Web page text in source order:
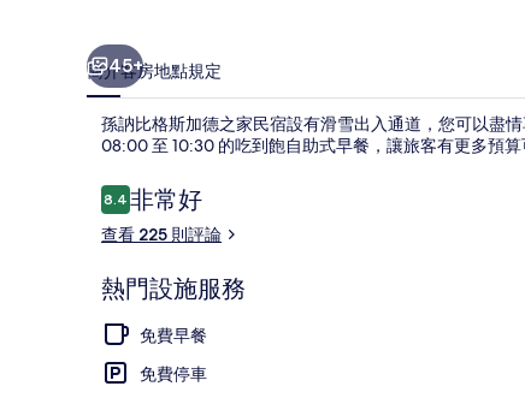
集45+
簡介客房地點規定
孫訥比格斯加德之家民宿設有滑雪出入通道，您可以盡
08:00 至 10:30 的吃到飽自助式早餐，讓旅客有更多預算
評
論
8.48.4 分，滿分 10 分，
非常好
查看 225 則評論
熱門設施服務
免費早餐
免費停車